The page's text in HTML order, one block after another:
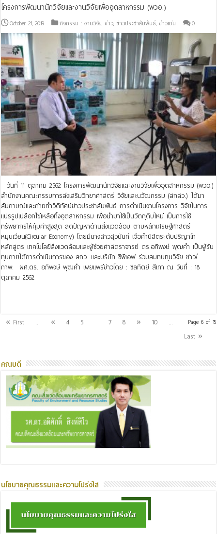
โครงการพัฒนานักวิจัยและงานวิจัยเพื่ออุตสาหกรรม (พวอ.)
October 21, 2019 กิจกรรม : งานวิจัย,ข่าว,ข่าวประชาสัมพันธ์,ข่าวเด่น 0
วันที่ 11 ตุลาคม 2562 โครงการพัฒนานักวิจัยและงานวิจัยเพื่ออุตสาหกรรม (พวอ.)
สำนักงานคณะกรรมการส่งเสริมวิทยาศาสตร์ วิจัยและนวัฒกรรม (สกสว.) ได้มา
สัมภาษณ์และถ่ายทำวีดีทัศน์ข่าวประชาสัมพันธ์ การดำเนินงานโครงการ วิจัยในการ
แปรรูปเปลือกไข่เหลือทิ้งอุตสาหกรรม เพื่อนำมาใช้เป็นวัตถุดิบใหม่ เป็นการใช้
ทรัพยากรให้คุ้มค่าสูงสุด ลดปัญหาด้านสิ่งแวดล้อม ตามหลักเศรษฐ์ศาสตร์
หมุนเวียน(Circular Economy) โดยมีนางสาวสุวนันท์ เจือคำนิสิตระดับปริญาโท
หลักสูตร เทคโนโลยีสิ่งแวดล้อมและผู้ช่วยศาสตราจารย์ ดร.อภิพงษ์ พุฒคำ เป็นผู้รับ
ทุนภายใต้การดำเนินการของ สกว. และบริษัท ซีพีเอฟ ร่วมสมทบทุนวิจัย ข่าว/
ภาพ: ผศ.ดร. อภิพงษ์ พุฒคำ เผยแพร่ข่าวโดย : ชลทิตย์ สีเทา ณ วันที่ : 18
ตุลาคม 2562
Page 6 of 15
« First ... « 4 5 7 8 » 10
...
Last »
คณบดี
นโยบายคุณธรรมและความโปร่งใส